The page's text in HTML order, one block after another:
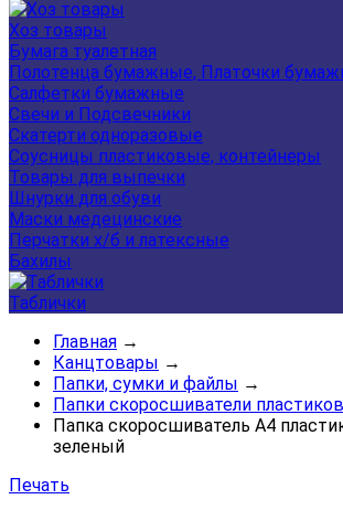
Хоз товары
Бумага туалетная
Полотенца бумажные, Платочки
Салфетки бумажные
Свечи и Подсвечники
Скатерти одноразовые
Соусницы пластиковые, контейнеры
Товары для выпечки
Шнурки для обуви
Маски медецинские
Перчатки х/б и латексные
Бахилы
Таблички
Главная →
Канцтовары →
Папки, сумки и файлы →
Папки скоросшиватели
Папка скоросшиватель А4
зеленый
Печать